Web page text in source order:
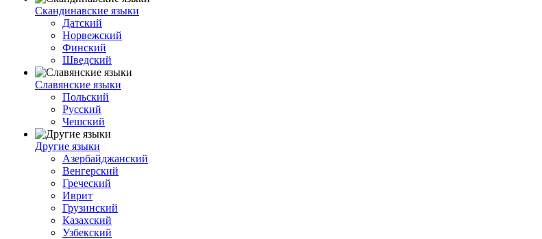
Скандинавские языки
Датский
Норвежский
Финский
Шведский
Славянские языки
Польский
Русский
Чешский
Другие языки
Азербайджанский
Венгерский
Греческий
Иврит
Грузинский
Казахский
Узбекский